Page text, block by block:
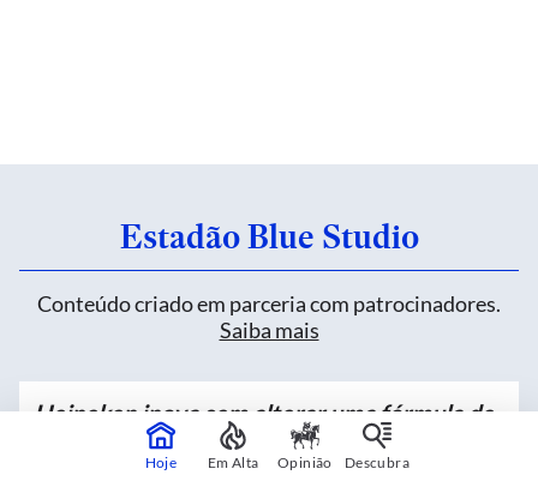
Estadão Blue Studio
Conteúdo criado em parceria com patrocinadores.
Saiba mais
Heineken inova sem alterar uma fórmula de
mais de 150 anos
Hoje Em Alta Opinião Descubra